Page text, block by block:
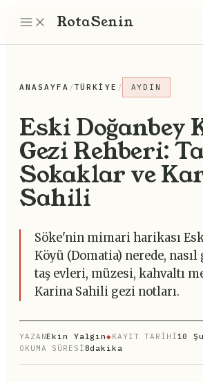
RotaSenin
ANASAYFA /TÜRKIYE / AYDIN
Eski Doğanbey
Gezi Rehberi:
Sokaklar ve
Sahili
Söke'nin mimari harikası
Köyü (Domatia) nerede,
taş evleri, müzesi, kahvaltı
Karina Sahili gezi notları.
YAZANEkin Yalgın◆KAYIT TARİHİ10
OKUMA SÜRESİ8dakika